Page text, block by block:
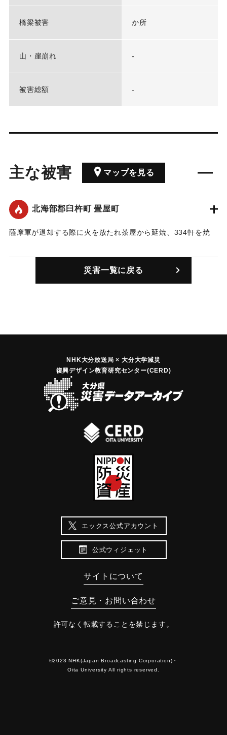
橋梁被害 か所
山・崖崩れ -
被害総額 -
主な被害 マップを見る
北海部郡臼杵町 畳屋町
薩摩軍が退却する際に火を放たれ茶屋から延焼、334軒を焼
災害一覧に戻る
NHK大分放送局 × 大分大学減災
復興デザイン教育研究センター(CERD)
エックス公式アカウント
公式ウィジェット
サイトについて
ご意見・お問い合わせ
許可なく転載することを禁じます。
©2023 NHK(Japan Broadcasting Corporation)・
Oita University All rights reserved.